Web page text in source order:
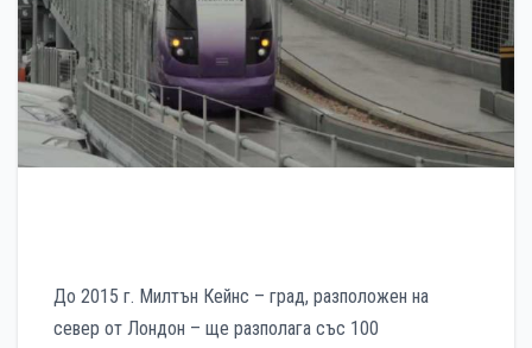
До 2015 г. Милтън Кейнс – град, разположен на
север от Лондон – ще разполага със 100